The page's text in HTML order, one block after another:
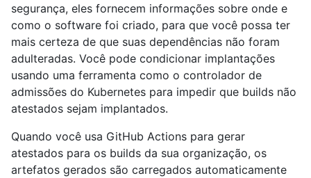
segurança, eles fornecem informações sobre onde e
como o software foi criado, para que você possa ter
mais certeza de que suas dependências não foram
adulteradas. Você pode condicionar implantações
usando uma ferramenta como o controlador de
admissões do Kubernetes para impedir que builds não
atestados sejam implantados.
Quando você usa GitHub Actions para gerar
atestados para os builds da sua organização, os
artefatos gerados são carregados automaticamente